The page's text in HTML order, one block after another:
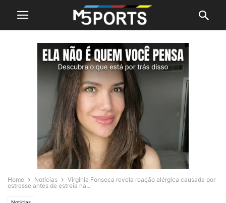
Home Notícias
Virginia Fonseca revela reação alérgica causada por
estresse antes de estreia na...